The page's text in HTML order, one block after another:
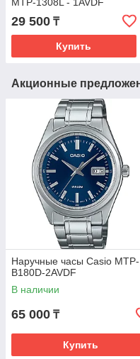
MTP-1308L - 1AVDF
29 500 ₸
Купить
Акционные
Наручные часы Casio MTP-
B180D-2AVDF
В наличии
65 000 ₸
Купить